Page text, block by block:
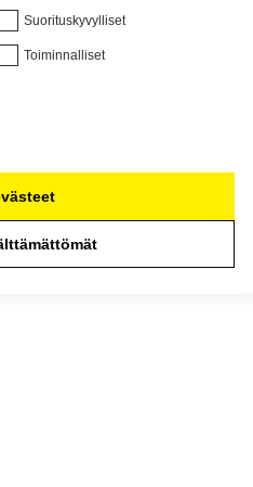
Suorituskyvylliset
Toiminnalliset